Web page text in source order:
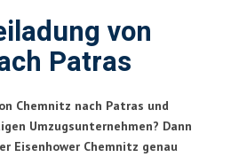
von
Patras
Chemnitz nach Patras und
Umzugsunternehmen? Dann
Eisenhower Chemnitz genau